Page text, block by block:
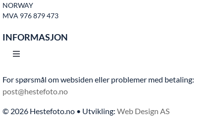
NORWAY
MVA 976 879 473
INFORMASJON
Toggle
Hjem
Bruksvilkår
For spørsmål om websiden eller problemer med betaling:
post@hestefoto.no
© 2026 Hestefoto.no • Utvikling: Web Design AS